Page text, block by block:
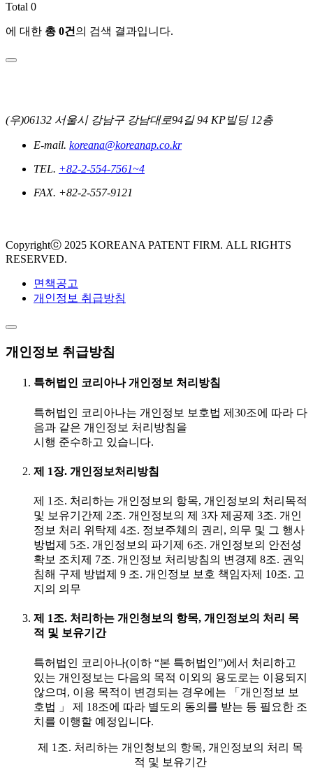
Total 0
에 대한 총 0건 의 검색 결과입니다.
(우)06132 서울시 강남구 강남대로94길 94 KP빌딩 12층
E-mail. koreana@koreanap.co.kr
TEL. +82-2-554-7561~4
FAX. +82-2-557-9121
Copyrightⓒ 2025 KOREANA PATENT FIRM. ALL RIGHTS
RESERVED.
면책공고
개인정보 취급방침
개인정보 취급방침
특허법인 코리아나 개인정보 처리방침
특허법인 코리아나는 개인정보 보호법 제30조에 따라 다
음과 같은 개인정보 처리방침을
시행 준수하고 있습니다.
제 1장. 개인정보처리방침
제 1조. 처리하는 개인정보의 항목, 개인정보의 처리목적
및 보유기간제 2조. 개인정보의 제 3자 제공제 3조. 개인
정보 처리 위탁제 4조. 정보주체의 권리, 의무 및 그 행사
방법제 5조. 개인정보의 파기제 6조. 개인정보의 안전성
확보 조치제 7조. 개인정보 처리방침의 변경제 8조. 권익
침해 구제 방법제 9 조. 개인정보 보호 책임자제 10조. 고
지의 의무
제 1조. 처리하는 개인청보의 항목, 개인정보의 처리 목
적 및 보유기간
특허법인 코리아나(이하 “본 특허법인”)에서 처리하고
있는 개인정보는 다음의 목적 이외의 용도로는 이용되지
않으며, 이용 목적이 변경되는 경우에는 「개인정보 보
호법 」 제 18조에 따라 별도의 동의를 받는 등 필요한 조
치를 이행할 예정입니다.
제 1조. 처리하는 개인청보의 항목, 개인정보의 처리 목
적 및 보유기간